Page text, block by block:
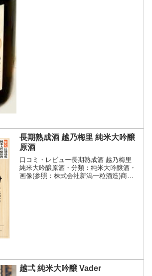
長期熟成酒 越乃梅里 純米大吟醸
原酒
口コミ・レビュー長期熟成酒 越乃梅里
純米大吟醸原酒・分類：純米大吟醸酒・
画像(参照：株式会社新潟一粒酒造)商品
越弌 純米大吟醸 Vader